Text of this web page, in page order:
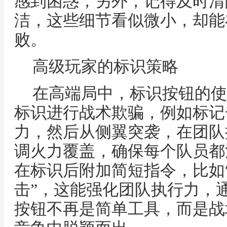
洁，这些细节看似微小，却
败。
高级玩家的标识策略
在高端局中，标识按钮的
标识进行战术欺骗，例如标
力，然后从侧翼突袭，在团
调火力覆盖，确保每个队员
在标识后附加简短指令，比
击”，这能强化团队执行力，
按钮不再是简单工具，而是